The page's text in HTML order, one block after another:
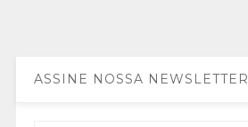
ASSINE NOSSA NEWSLETTER